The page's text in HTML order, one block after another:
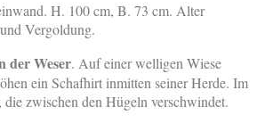
H. 100 cm, B. 73 cm. Alter
Vergoldung.
der Weser. Auf einer welligen Wiese
ein Schafhirt inmitten seiner Herde. Im
zwischen den Hügeln verschwindet.